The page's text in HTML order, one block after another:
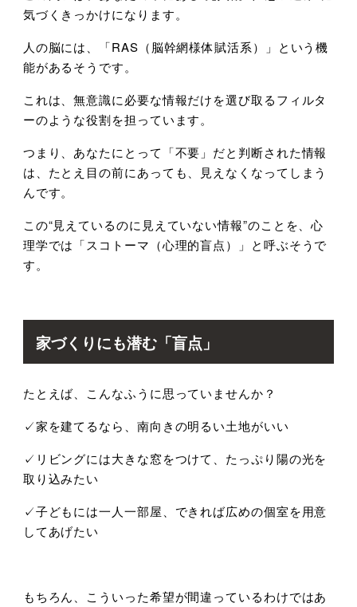
気づくきっかけになります。
人の脳には、「RAS （脳幹網様体賦活系）」という機
能があるそうです。
これは、無意識に必要な情報だけを選び取るフィルタ
ーのような役割を担っています。
つまり、あなたにとって「不要」だと判断された情報
は、たとえ目の前にあっても、見えなくなってしまう
んです。
この“見えているのに見えていない情報”のことを、心
理学では「スコトーマ（心理的盲点）」と呼ぶそうで
す。
家づくりにも潜む「盲点」
たとえば、こんなふうに思っていませんか？
✓家を建てるなら、南向きの明るい土地がいい
✓リビングには大きな窓をつけて、たっぷり陽の光を
取り込みたい
✓子どもには一人一部屋、できれば広めの個室を用意
してあげたい
もちろん、こういった希望が間違っているわけではあ